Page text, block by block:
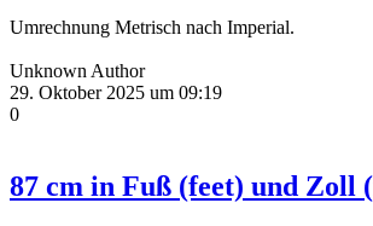
Umrechnung Metrisch nach Imperial.
Unknown Author
29. Oktober 2025 um 09:19
0
87 cm in Fuß (feet) und Zoll